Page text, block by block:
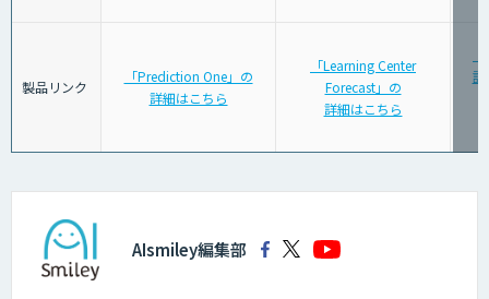
製品リンク
「Prediction One」の
詳細はこちら
「Learning Center
Forecast」の
詳細はこちら
計
AIsmiley編集部